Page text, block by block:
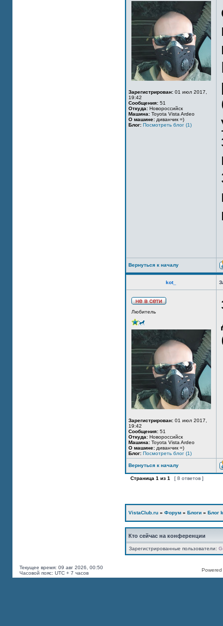
Зарегистрирован: 01 июл 2017,
19:42
Сообщения: 51
Откуда: Новороссийск
Машина: Toyota Vista Ardeo
О машине: диванчик =)
Блог: Посмотреть блог (1)
Вернуться к началу
kot_
Любитель
Зарегистрирован: 01 июл 2017,
19:42
Сообщения: 51
Откуда: Новороссийск
Машина: Toyota Vista Ardeo
О машине: диванчик =)
Блог: Посмотреть блог (1)
Вернуться к началу
Страница 1 из 1 [ 8 ответов ]
VistaClub.ru » Форум » Блоги » Блог
Кто сейчас на конференции
Зарегистрированные пользователи:
Текущее время: 09 авг 2026, 00:50
Часовой пояс: UTC + 7 часов